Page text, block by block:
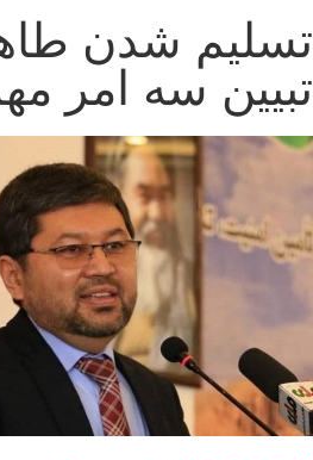
تسلیم شدن
تبیین سه امر